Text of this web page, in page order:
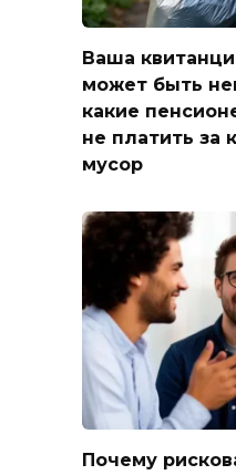
Ваша
может быть
какие
не платить за
мусор
Почему